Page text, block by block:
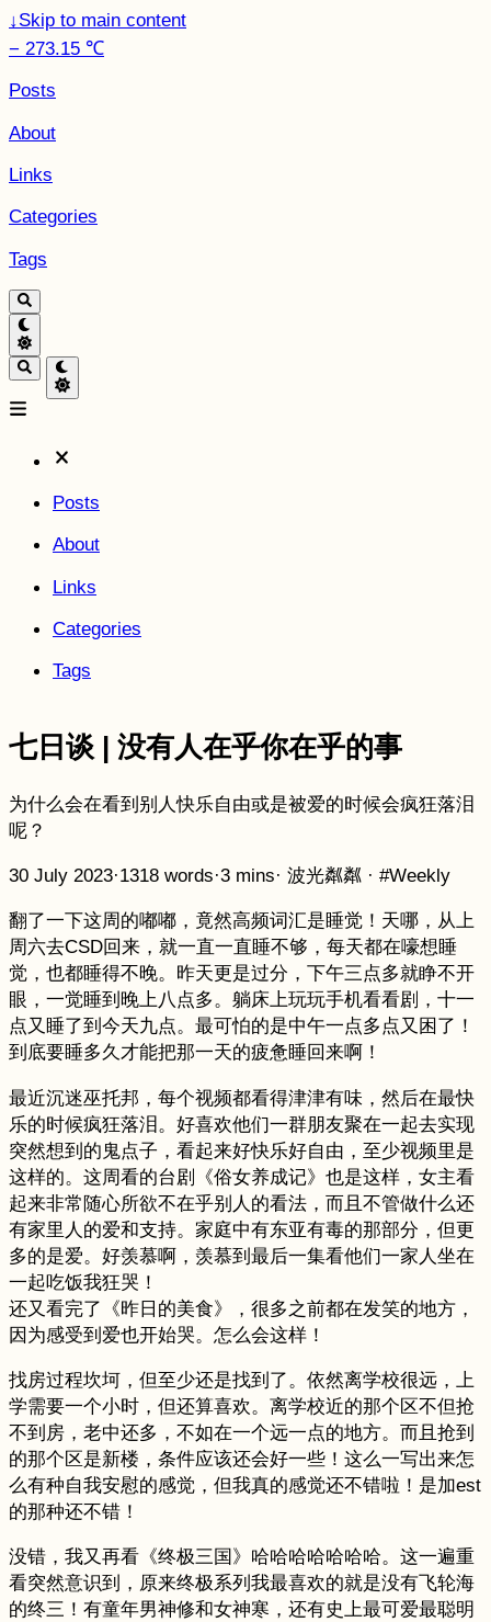
↓Skip to main content
− 273.15 ℃
Posts
About
Links
Categories
Tags
Posts
About
Links
Categories
Tags
七日谈 | 没有人在乎你在乎的事
为什么会在看到别人快乐自由或是被爱的时候会疯狂落泪
呢？
30 July 2023·1318 words·3 mins· 波光粼粼 · #Weekly
翻了一下这周的嘟嘟，竟然高频词汇是睡觉！天哪，从上
周六去CSD回来，就一直一直睡不够，每天都在嚎想睡
觉，也都睡得不晚。昨天更是过分，下午三点多就睁不开
眼，一觉睡到晚上八点多。躺床上玩玩手机看看剧，十一
点又睡了到今天九点。最可怕的是中午一点多点又困了！
到底要睡多久才能把那一天的疲惫睡回来啊！
最近沉迷巫托邦，每个视频都看得津津有味，然后在最快
乐的时候疯狂落泪。好喜欢他们一群朋友聚在一起去实现
突然想到的鬼点子，看起来好快乐好自由，至少视频里是
这样的。这周看的台剧《俗女养成记》也是这样，女主看
起来非常随心所欲不在乎别人的看法，而且不管做什么还
有家里人的爱和支持。家庭中有东亚有毒的那部分，但更
多的是爱。好羡慕啊，羡慕到最后一集看他们一家人坐在
一起吃饭我狂哭！
还又看完了《昨日的美食》，很多之前都在发笑的地方，
因为感受到爱也开始哭。怎么会这样！
找房过程坎坷，但至少还是找到了。依然离学校很远，上
学需要一个小时，但还算喜欢。离学校近的那个区不但抢
不到房，老中还多，不如在一个远一点的地方。而且抢到
的那个区是新楼，条件应该还会好一些！这么一写出来怎
么有种自我安慰的感觉，但我真的感觉还不错啦！是加est
的那种还不错！
没错，我又再看《终极三国》哈哈哈哈哈哈哈。这一遍重
看突然意识到，原来终极系列我最喜欢的就是没有飞轮海
的终三！有童年男神修和女神寒，还有史上最可爱最聪明